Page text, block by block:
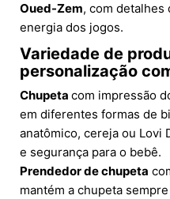
Oued-Zem, com detalhes
energia dos jogos.
Variedade de
personalização
Chupeta com impressão
em diferentes formas de
anatômico, cereja ou Lovi
e segurança para o bebê.
Prendedor de chupeta
mantém a chupeta